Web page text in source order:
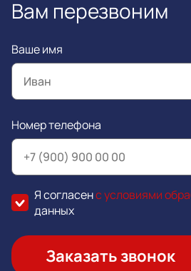
Вам перезвоним
Ваше имя
Номер телефона
Я согласенс условиями
данных
Заказать звонок